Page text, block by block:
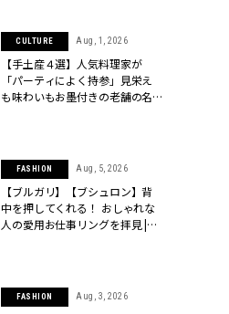
CULTURE Aug, 1, 2026
【手土産４選】人気料理家が
「パーティによく持参」見栄え
も味わいもお墨付きの老舗の名
FASHION Aug, 5, 2026
【ブルガリ】【ブシュロン】背
中を押してくれる！ おしゃれな
人の愛用お仕事リングを拝見 |
FASHION Aug, 3, 2026